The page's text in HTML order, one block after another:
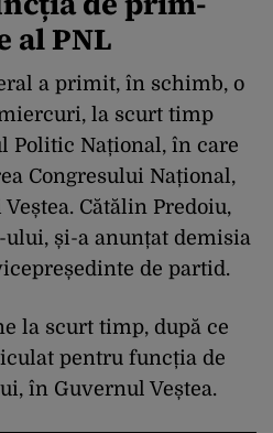
al PNL
a primit, în schimb, o
la scurt timp
Politic Național, în care
Congresului Național,
Cătălin Predoiu,
și-a anunțat demisia
de partid.
la scurt timp, după ce
pentru funcția de
în Guvernul Veștea.